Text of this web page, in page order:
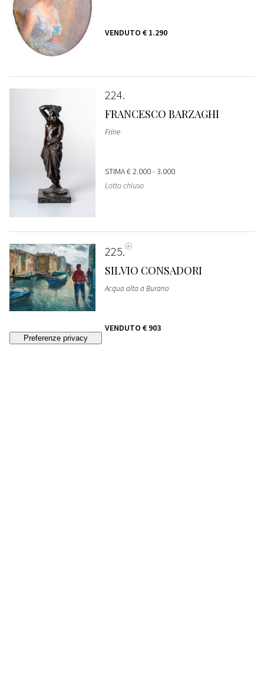
VENDUTO € 1.290
224
FRANCESCO BARZAGHI
Frine
STIMA€ 2.000 - 3.000
Lotto chiuso
225
SILVIO CONSADORI
Acqua alta a Burano
VENDUTO € 903